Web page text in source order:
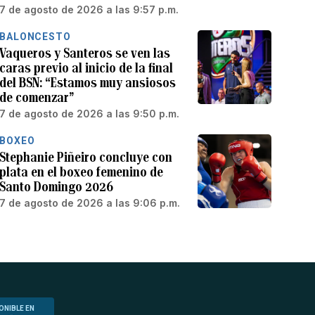
7 de agosto de 2026 a las 9:57 p.m.
BALONCESTO
Vaqueros y Santeros se ven las
caras previo al inicio de la final
del BSN: “Estamos muy ansiosos
de comenzar”
7 de agosto de 2026 a las 9:50 p.m.
BOXEO
Stephanie Piñeiro concluye con
plata en el boxeo femenino de
Santo Domingo 2026
7 de agosto de 2026 a las 9:06 p.m.
EN